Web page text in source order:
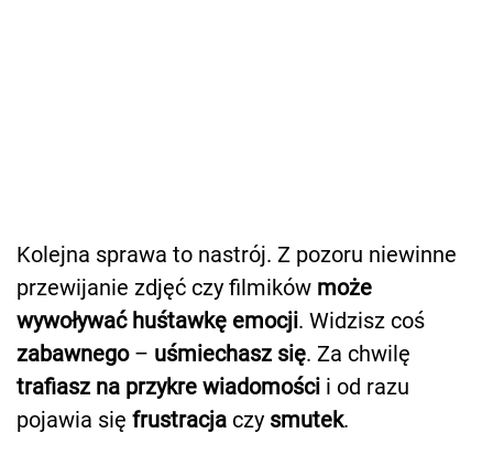
Kolejna sprawa to nastrój. Z pozoru niewinne
przewijanie zdjęć czy filmików może
wywoływać huśtawkę emocji. Widzisz coś
zabawnego – uśmiechasz się. Za chwilę
trafiasz na przykre wiadomości i od razu
pojawia się frustracja czy smutek.